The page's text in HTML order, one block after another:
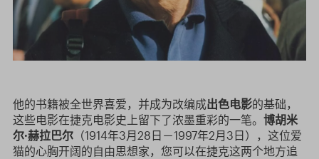
他的书籍被全世界喜爱，并成为改编成出色电影的基础，
这些电影在捷克电影史上留下了浓墨重彩的一笔。 博胡米
尔·赫拉巴尔 （1914年3月28日－1997年2月3日），这位爱
猫的心胸开阔的自由思想家，您可以在捷克这两个地方追